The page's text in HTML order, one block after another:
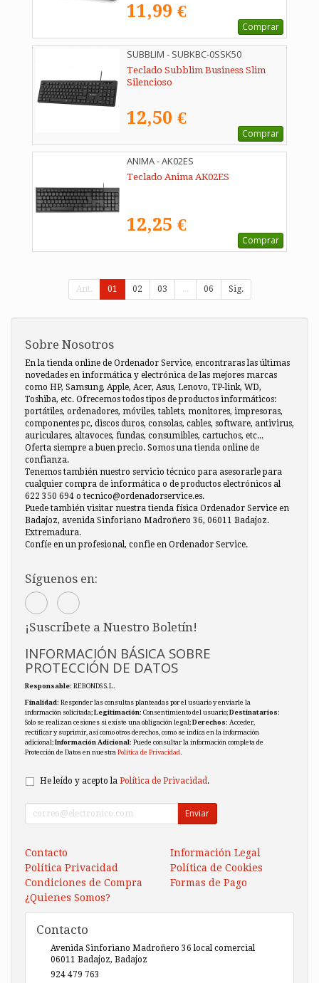
11,99 €
Comprar
SUBBLIM - SUBKBC-0SSK50
Teclado Subblim Business Slim
Silencioso
12,50 €
Comprar
ANIMA - AK02ES
Teclado Anima AK02ES
12,25 €
Comprar
Ant. 01 02 03 ... 06 Sig.
Sobre Nosotros
En la tienda online de Ordenador Service, encontraras las últimas
novedades en informática y electrónica de las mejores marcas
como HP, Samsung, Apple, Acer, Asus, Lenovo, TP-link, WD,
Toshiba, etc. Ofrecemos todos tipos de productos informáticos:
portátiles, ordenadores, móviles, tablets, monitores, impresoras,
componentes pc, discos duros, consolas, cables, software, antivirus,
auriculares, altavoces, fundas, consumibles, cartuchos, etc...
Oferta siempre a buen precio. Somos una tienda online de
confianza.
Tenemos también nuestro servicio técnico para asesorarle para
cualquier compra de informática o de productos electrónicos al
622 350 694 o tecnico@ordenadorservice.es.
Puede también visitar nuestra tienda física Ordenador Service en
Badajoz, avenida Sinforiano Madroñero 36, 06011 Badajoz.
Extremadura.
Confíe en un profesional, confie en Ordenador Service.
Síguenos en:
¡Suscríbete a Nuestro Boletín!
INFORMACIÓN BÁSICA SOBRE
PROTECCIÓN DE DATOS
Responsable: REBONDS S.L.
Finalidad: Responder las consultas planteadas por el usuario y enviarle la
información solicitada;Legitimación: Consentimiento del usuario;Destinatarios:
Solo se realizan cesiones si existe una obligación legal;Derechos: Acceder,
rectificar y suprimir, así como otros derechos, como se indica en la información
adicional;Información Adicional: Puede consultar la información completa de
Protección de Datos en nuestra Política de Privacidad.
He leído y acepto la Política de Privacidad .
Enviar
Contacto
Información Legal
Política Privacidad
Política de Cookies
Condiciones de Compra
Formas de Pago
¿Quienes Somos?
Contacto
Avenida Sinforiano Madroñero 36 local comercial
06011 Badajoz, Badajoz
924 479 763